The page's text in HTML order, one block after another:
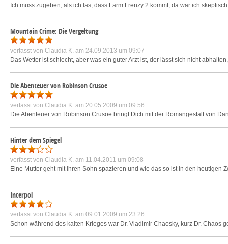
Ich muss zugeben, als ich las, dass Farm Frenzy 2 kommt, da war ich
Mountain Crime: Die Vergeltung
verfasst von Claudia K. am 24.09.2013 um 09:07
Das Wetter ist schlecht, aber was ein guter Arzt ist, der lässt sich nicht
Die Abenteuer von Robinson Crusoe
verfasst von Claudia K. am 20.05.2009 um 09:56
Die Abenteuer von Robinson Crusoe bringt Dich mit der Romangestalt von
Hinter dem Spiegel
verfasst von Claudia K. am 11.04.2011 um 09:08
Eine Mutter geht mit ihren Sohn spazieren und wie das so ist in den
Interpol
verfasst von Claudia K. am 09.01.2009 um 23:26
Schon während des kalten Krieges war Dr. Vladimir Chaosky, kurz Dr. Chaos